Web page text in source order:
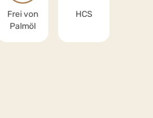
Frei von
Palmöl
HCS